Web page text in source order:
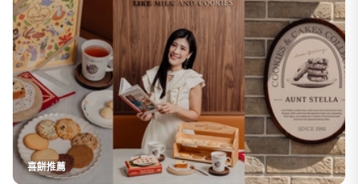
喜餅推薦